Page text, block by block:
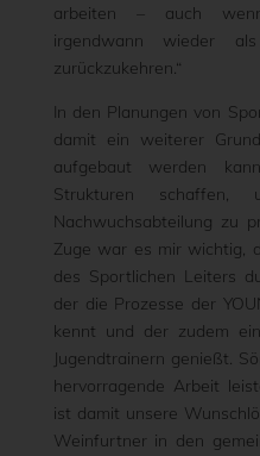
arbeiten – auch
irgendwann wieder
zurückzukehren.“
In den Planungen von
damit ein weiterer
aufgebaut werden
Strukturen
Nachwuchsabteilung zu
Zuge war es mir wichtig,
des Sportlichen Leiters
der die Prozesse der
kennt und der zudem
Jugendtrainern genießt.
hervorragende Arbeit
ist damit unsere
Weinfurtner in den